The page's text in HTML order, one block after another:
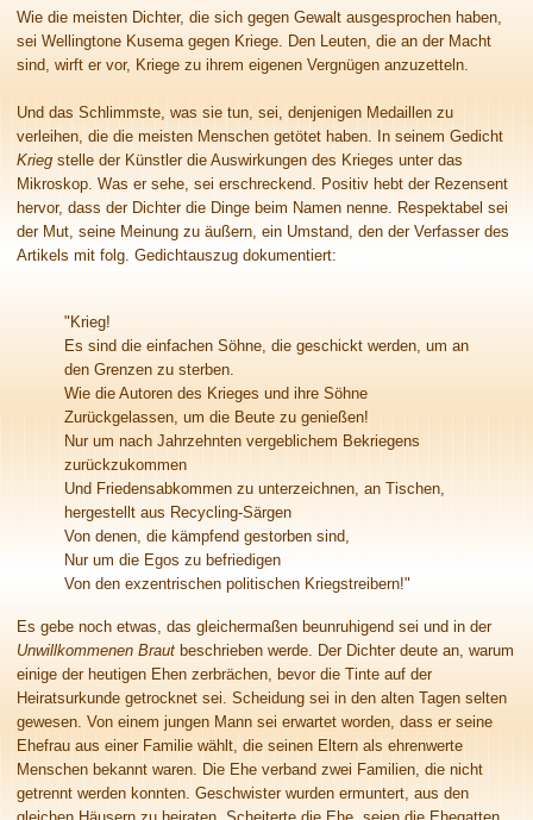
Wie die meisten Dichter, die sich gegen Gewalt ausgesprochen haben,
sei Wellingtone Kusema gegen Kriege. Den Leuten, die an der Macht
sind, wirft er vor, Kriege zu ihrem eigenen Vergnügen anzuzetteln.
Und das Schlimmste, was sie tun, sei, denjenigen Medaillen zu
verleihen, die die meisten Menschen getötet haben. In seinem Gedicht
Kriegstelle der Künstler die Auswirkungen des Krieges unter das
Mikroskop. Was er sehe, sei erschreckend. Positiv hebt der Rezensent
hervor, dass der Dichter die Dinge beim Namen nenne. Respektabel sei
der Mut, seine Meinung zu äußern, ein Umstand, den der Verfasser des
Artikels mit folg. Gedichtauszug dokumentiert:
"Krieg!
Es sind die einfachen Söhne, die geschickt werden, um an
den Grenzen zu sterben.
Wie die Autoren des Krieges und ihre Söhne
Zurückgelassen, um die Beute zu genießen!
Nur um nach Jahrzehnten vergeblichem Bekriegens
zurückzukommen
Und Friedensabkommen zu unterzeichnen, an Tischen,
hergestellt aus Recycling-Särgen
Von denen, die kämpfend gestorben sind,
Nur um die Egos zu befriedigen
Von den exzentrischen politischen Kriegstreibern!"
Es gebe noch etwas, das gleichermaßen beunruhigend sei und in der
Unwillkommenen Brautbeschrieben werde. Der Dichter deute an, warum
einige der heutigen Ehen zerbrächen, bevor die Tinte auf der
Heiratsurkunde getrocknet sei. Scheidung sei in den alten Tagen selten
gewesen. Von einem jungen Mann sei erwartet worden, dass er seine
Ehefrau aus einer Familie wählt, die seinen Eltern als ehrenwerte
Menschen bekannt waren. Die Ehe verband zwei Familien, die nicht
getrennt werden konnten. Geschwister wurden ermuntert, aus den